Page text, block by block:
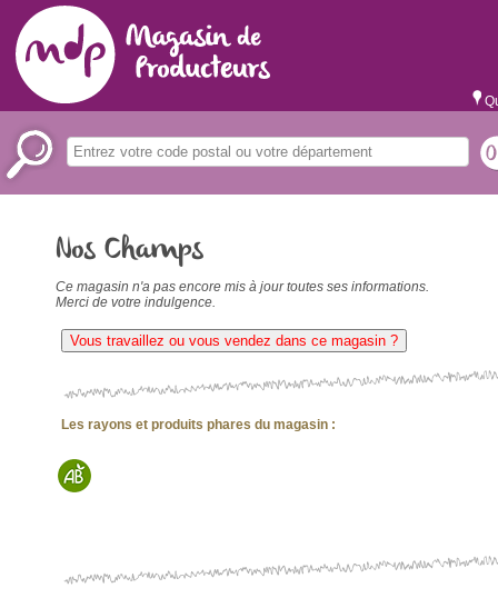
Nos Champs
Ce magasin n'a pas encore mis à jour toutes ses informations.
Merci de votre indulgence.
Vous travaillez ou vous vendez dans ce magasin ?
Les rayons et produits phares du magasin :